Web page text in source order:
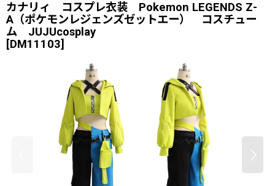
カナリィ コスプレ衣装 Pokemon LEGENDS Z-
A（ポケモンレジェンズゼットエー） コスチュー
ム JUJUcosplay
[DM11103]